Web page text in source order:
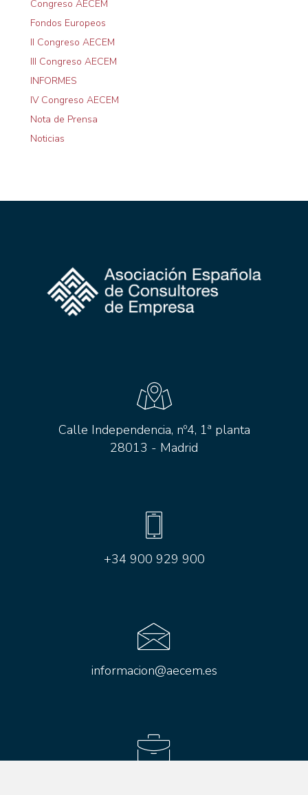
Congreso AECEM
Fondos Europeos
II Congreso AECEM
III Congreso AECEM
INFORMES
IV Congreso AECEM
Nota de Prensa
Noticias
Calle Independencia, nº4, 1ª planta
28013 - Madrid
+34 900 929 900
informacion@aecem.es